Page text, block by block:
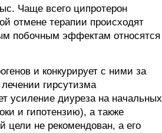
Чаще всего ципротерон
отмене терапии происходят
побочным эффектам относятся
и конкурирует с ними за
гирсутизма
усиление диуреза на начальных
и гипотензию), а также
цели не рекомендован, а его